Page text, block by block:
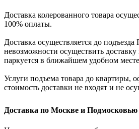
Доставка колерованного товара
100% оплаты.
Доставка осуществляется до
невозможности осуществить
паркуется в ближайшем удобном
Услуги подъема товара до квартиры,
стоимость доставки не входят и не
Доставка по Москве и Подмосковью